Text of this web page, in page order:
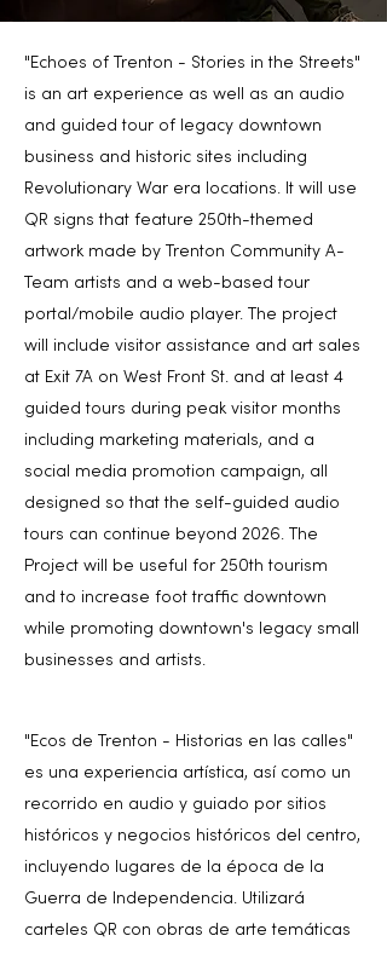
"Echoes of Trenton - Stories in the Streets"
is an art experience as well as an audio
and guided tour of legacy downtown
business and historic sites including
Revolutionary War era locations. It will use
QR signs that feature 250th-themed
artwork made by Trenton Community A-
Team artists and a web-based tour
portal/mobile audio player. The project
will include visitor assistance and art sales
at Exit 7A on West Front St. and at least 4
guided tours during peak visitor months
including marketing materials, and a
social media promotion campaign, all
designed so that the self-guided audio
tours can continue beyond 2026. The
Project will be useful for 250th tourism
and to increase foot traffic downtown
while promoting downtown's legacy small
businesses and artists.
"Ecos de Trenton - Historias en las calles"
es una experiencia artística, así como un
recorrido en audio y guiado por sitios
históricos y negocios históricos del centro,
incluyendo lugares de la época de la
Guerra de Independencia. Utilizará
carteles QR con obras de arte temáticas